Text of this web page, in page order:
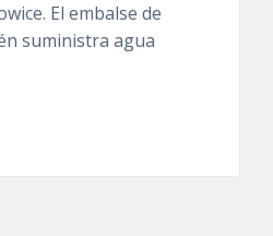
El embalse de
suministra agua